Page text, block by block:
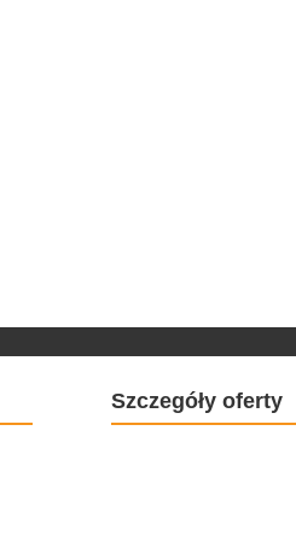
Szczegóły oferty